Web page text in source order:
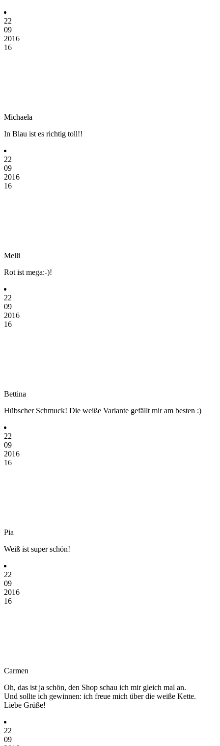
22
09
2016
16
Michaela
In Blau ist es richtig toll!!
22
09
2016
16
Melli
Rot ist mega:-)!
22
09
2016
16
Bettina
Hübscher Schmuck! Die weiße Variante gefällt mir am besten :)
22
09
2016
16
Pia
Weiß ist super schön!
22
09
2016
16
Carmen
Oh, das ist ja schön, den Shop schau ich mir gleich mal an.
Und sollte ich gewinnen: ich freue mich über die weiße Kette.
Liebe Grüße!
22
09